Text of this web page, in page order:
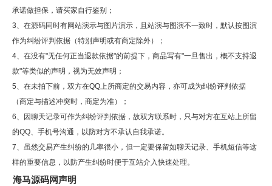
承诺做担保，请买家自行鉴别；
3、在源码同时有网站演示与图片演示，且站演与图演不一致时，默认按图演
作为纠纷评判依据（特别声明或有商定除外）；
4、在没有"无任何正当退款依据"的前提下，商品写有"一旦售出，概不支持退
款"等类似的声明，视为无效声明；
5、在未拍下前，双方在QQ上所商定的交易内容，亦可成为纠纷评判依据
（商定与描述冲突时，商定为准）；
6、因聊天记录可作为纠纷评判依据，故双方联系时，只与对方在互站上所留
的QQ、手机号沟通，以防对方不承认自我承诺。
7、虽然交易产生纠纷的几率很小，但一定要保留如聊天记录、手机短信等这
样的重要信息，以防产生纠纷时便于互站介入快速处理。
海马源码网声明